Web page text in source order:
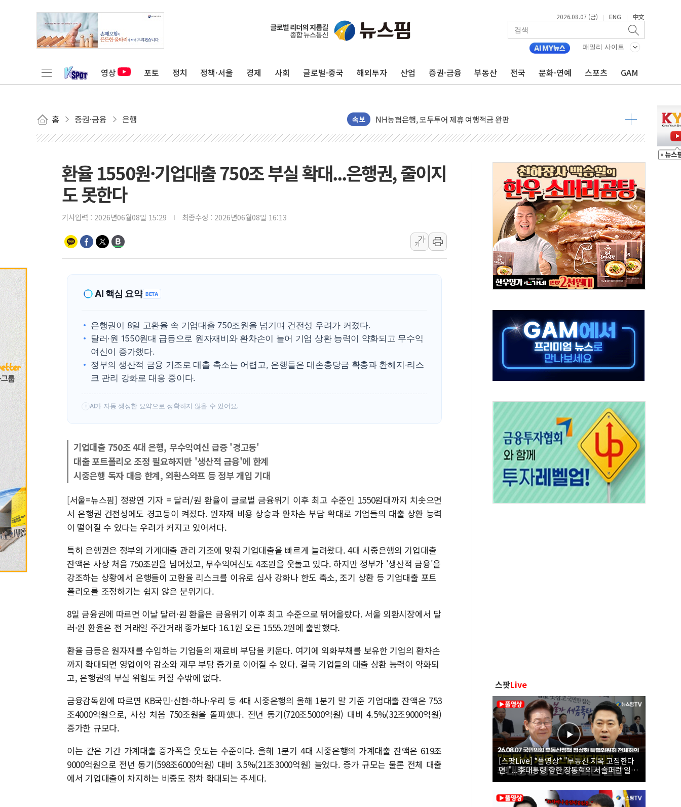
2026.08.07 (금) | ENG | 中文
패밀리 사이트
영상 포토 정치 정책·서울 경제 사회 글로벌·중국 해외투자 산업 증권·금융 부동산 전국 문화·연예 스포츠 GAM
홈 증권·금융 은행 속보
전남광주 화정역 인근 도로 4중 추돌…1명 심정지·5명 부상
청도 문수리 야산서 산불 진화 중...진화헬기 3대 투입
헥토이노베이션, 상반기 매출 첫 2000억원 돌파
우리은행, 고창해상풍력에 4000억 금융 지원
민병덕 "오늘 67개 점포 영업 재개...장바구니에 홈플러스 담아달라" 호소
하나금융이 쏘아 올린 CIFO, 금융지주 포용금융 조직개편 신호탄
코스피·코스닥 오전 동반 하락…내린 종목이 두 배 넘어
'입추'인데 연일 찜통더위…김성환 기후부 장관 "예측범위 벗어나도 즉시대응"
"최대 2시간 앞서 침수 예측"…건설연, AI 위험기상 기술 개발
유니슨 "국내생산세액공제·인증제도 개선 수혜 기대"
창호 교체하다 난간 무너져…대전서 50대 일용직 추락 사망
장동혁 "규제와 대출 풀고 재개발·재건축 촉진하는 것이 부동산 정상화"
[속보] 종합특검, '尹 관저 이전 감사 무마' 유병호 감사위원 구속 기소
AI에 승부 건 네이버…내년 AI 팩토리 매출 본격화
日, 4~6월 105조원 환시 개입...4월 말 '56조원' 사상 최대
경찰, '300억대 사기 혐의' 차가원 대표 구속 송치
환율 1550원·기업대출 750조 부실 확대...은행권, 줄이지
도 못한다
기사입력 : 2026년06월08일 15:29 최종수정 : 2026년06월08일 16:13
가
가
AI 핵심 요약 BETA
은행권이 8일 고환율 속 기업대출 750조원을 넘기며 건전성 우려가 커졌다.
달러·원 1550원대 급등으로 원자재비와 환차손이 늘어 기업 상환 능력이 약화되고 무수익
여신이 증가했다.
정부의 생산적 금융 기조로 대출 축소는 어렵고, 은행들은 대손충당금 확충과 환헤지·리스
크 관리 강화로 대응 중이다.
! AI가 자동 생성한 요약으로 정확하지 않을 수 있어요.
기업대출 750조 4대 은행, 무수익여신 급증 '경고등'
대출 포트폴리오 조정 필요하지만 '생산적 금융'에 한계
시중은행 독자 대응 한계, 외환스와프 등 정부 개입 기대
[서울=뉴스핌] 정광연 기자 = 달러/원 환율이 글로벌 금융위기 이후 최고 수준인 1550원대까지 치솟으면
서 은행권 건전성에도 경고등이 켜졌다. 원자재 비용 상승과 환차손 부담 확대로 기업들의 대출 상환 능력
이 떨어질 수 있다는 우려가 커지고 있어서다.
특히 은행권은 정부의 가계대출 관리 기조에 맞춰 기업대출을 빠르게 늘려왔다. 4대 시중은행의 기업대출
잔액은 사상 처음 750조원을 넘어섰고, 무수익여신도 4조원을 웃돌고 있다. 하지만 정부가 '생산적 금융'을
강조하는 상황에서 은행들이 고환율 리스크를 이유로 심사 강화나 한도 축소, 조기 상환 등 기업대출 포트
폴리오를 조정하기는 쉽지 않은 분위기다.
8일 금융권에 따르면 이날 달러·원 환율은 금융위기 이후 최고 수준으로 뛰어올랐다. 서울 외환시장에서 달
러·원 환율은 전 거래일 주간거래 종가보다 16.1원 오른 1555.2원에 출발했다.
환율 급등은 원자재를 수입하는 기업들의 재료비 부담을 키운다. 여기에 외화부채를 보유한 기업의 환차손
까지 확대되면 영업이익 감소와 재무 부담 증가로 이어질 수 있다. 결국 기업들의 대출 상환 능력이 약화되
고, 은행권의 부실 위험도 커질 수밖에 없다.
금융감독원에 따르면 KB국민·신한·하나·우리 등 4대 시중은행의 올해 1분기 말 기준 기업대출 잔액은 753
조4000억원으로, 사상 처음 750조원을 돌파했다. 전년 동기(720조5000억원) 대비 4.5%(32조9000억원)
증가한 규모다.
이는 같은 기간 가계대출 증가폭을 웃도는 수준이다. 올해 1분기 4대 시중은행의 가계대출 잔액은 619조
9000억원으로 전년 동기(598조6000억원) 대비 3.5%(21조3000억원) 늘었다. 증가 규모는 물론 전체 대출
에서 기업대출이 차지하는 비중도 점차 확대되는 추세다.
스팟Live
[스팟Live] *풀영상* "부동산 지옥 고집한다
면!"...李대통령 향한 장동혁의 서슬퍼런 일갈
| 26.08.07 국민의힘 부동산정책 정상화 특별
위원회 전체회의